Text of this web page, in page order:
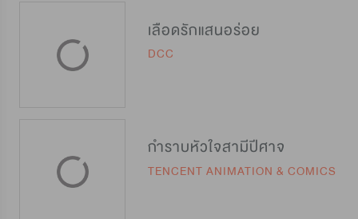
เลือดรักแสนอร่อย
DCC
กำราบหัวใจสามีปีศาจ
TENCENT ANIMATION & COMICS